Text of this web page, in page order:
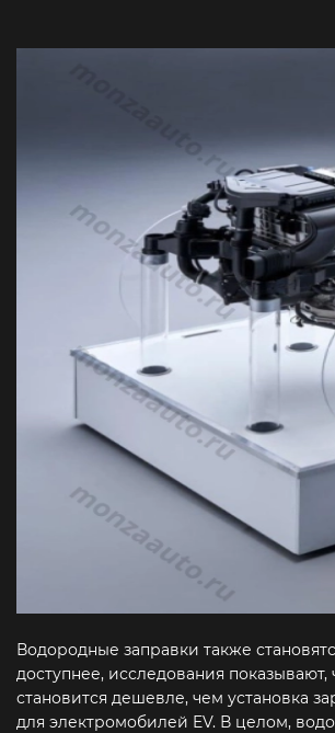
Водородные заправки также
доступнее, исследования показывают,
становится дешевле, чем установка
для электромобилей EV. В целом,